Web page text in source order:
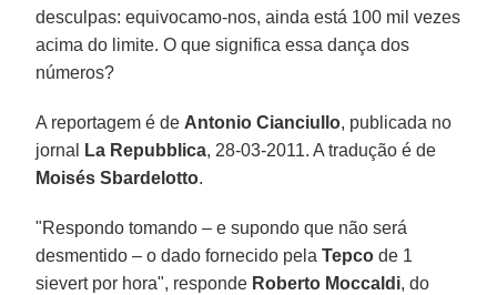
desculpas: equivocamo-nos, ainda está 100 mil vezes
acima do limite. O que significa essa dança dos
números?
A reportagem é de Antonio Cianciullo, publicada no
jornal
La Repubblica, 28-03-2011. A tradução é de
Moisés Sbardelotto.
"Respondo tomando – e supondo que não será
desmentido – o dado fornecido pelaTepco de 1
sievert por hora", responde Roberto Moccaldi, do